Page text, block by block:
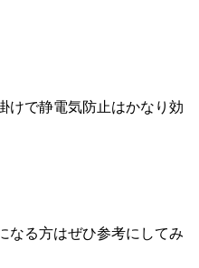
けで静電気防止はかなり効
なる方はぜひ参考にしてみ